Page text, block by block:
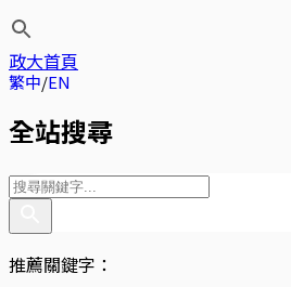
政大首頁
繁中 EN
全站搜尋
推薦關鍵字：